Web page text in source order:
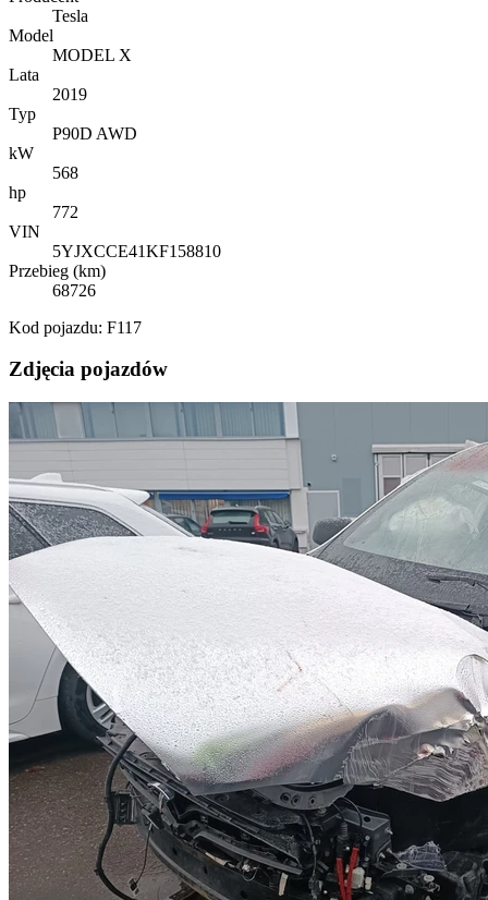
Tesla
Model
MODEL X
Lata
2019
Typ
P90D AWD
kW
568
hp
772
VIN
5YJXCCE41KF158810
Przebieg (km)
68726
Kod pojazdu: F117
Zdjęcia pojazdów